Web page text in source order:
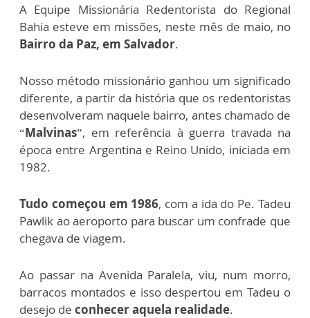
A Equipe Missionária Redentorista do Regional
Bahia esteve em missões, neste mês de maio, no
Bairro da Paz, em Salvador.
Nosso método missionário ganhou um significado
diferente, a partir da história que os redentoristas
desenvolveram naquele bairro, antes chamado de
“Malvinas”, em referência à guerra travada na
época entre Argentina e Reino Unido, iniciada em
1982.
Tudo começou em 1986, com a ida do Pe. Tadeu
Pawlik ao aeroporto para buscar um confrade que
chegava de viagem.
Ao passar na Avenida Paralela, viu, num morro,
barracos montados e isso despertou em Tadeu o
desejo de conhecer aquela realidade.